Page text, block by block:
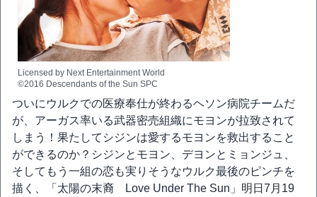
Licensed by Next Entertainment World
©2016 Descendants of the Sun SPC
ついにウルクでの医療奉仕が終わるヘソン病院チームだ
が、アーガス率いる武器密売組織にモヨンが拉致されて
しまう！果たしてシジンは愛するモヨンを救出すること
ができるのか？シジンとモヨン、デヨンとミョンジュ、
そしてもう一組の恋も実りそうなウルク最後のピンチを
描く、「太陽の末裔 Love Under The Sun」明日7月19